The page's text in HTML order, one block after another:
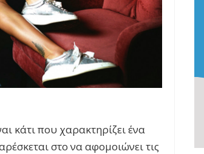
κάτι που χαρακτηρίζει ένα
στο να αφομοιώνει τις